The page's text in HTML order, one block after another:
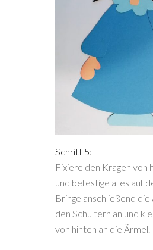
Schritt 5:
Fixiere den Kragen von
und befestige alles auf
Bringe anschließend die
den Schultern an und
von hinten an die Ärmel.